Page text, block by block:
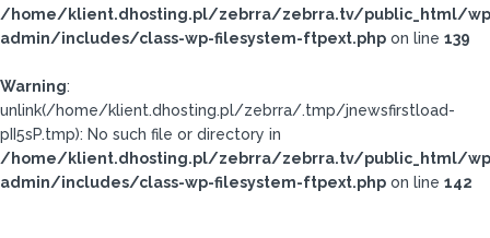
/home/klient.dhosting.pl/zebrra/zebrra.tv/public_html/
admin/includes/class-wp-filesystem-ftpext.php on line 139
Warning:
unlink(/home/klient.dhosting.pl/zebrra/.tmp/jnewsfirstload-
pII5sP.tmp): No such file or directory in
/home/klient.dhosting.pl/zebrra/zebrra.tv/public_html/
admin/includes/class-wp-filesystem-ftpext.php on line 142